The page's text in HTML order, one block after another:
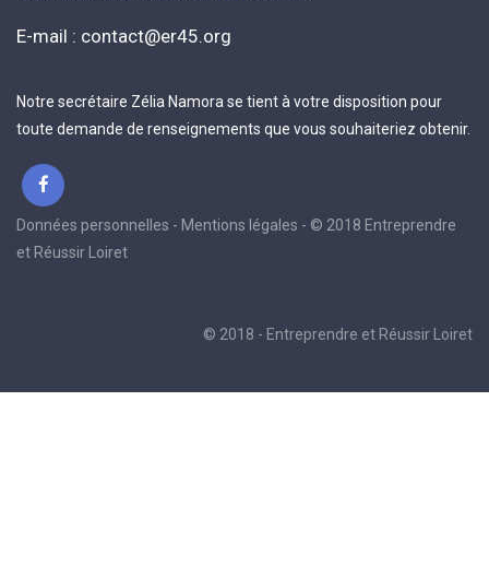
E-mail : contact@er45.org
Notre secrétaire Zélia Namora se tient à votre disposition pour
toute demande de renseignements que vous souhaiteriez obtenir.
Données personnelles - Mentions légales - © 2018 Entreprendre
et Réussir Loiret
© 2018 - Entreprendre et Réussir Loiret